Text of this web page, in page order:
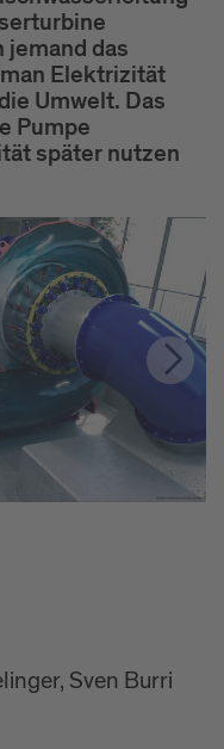
jemand das
Elektrizität
Umwelt. Das
Pumpe
später nutzen
Sven Burri